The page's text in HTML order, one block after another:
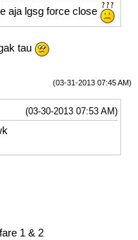
aja lgsg force close
tau
(03-31-2013 07:45 AM)
(03-30-2013 07:53 AM)
1 & 2